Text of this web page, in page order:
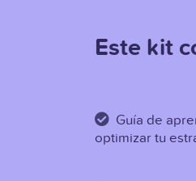
Este kit
Guía de
optimizar tu